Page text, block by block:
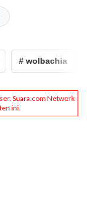
# wolbachia